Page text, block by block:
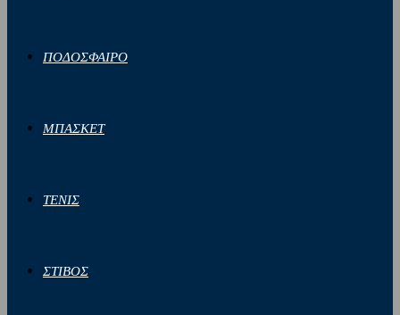
ΠΟΔΟΣΦΑΙΡΟ
ΜΠΑΣΚΕΤ
ΤΕΝΙΣ
ΣΤΙΒΟΣ